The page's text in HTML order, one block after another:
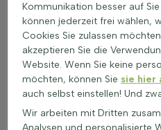
Quadratmeter sind auf der
Eine gute Bodenbearbeitung
durchlässig und nährstoffreich
Boden lockern und eventuell
Pflanzung von präriepflanzen
das Pflanzloch ausreichend
Pflanzen gut wässern, um die
Regelmäßiges Gießen in den
entscheidend, um ein gutes
Kommunikation besser auf
können jederzeit frei wählen,
Cookies Sie zulassen
akzeptieren Sie die
Website. Wenn Sie keine
möchten, können Sie sie hier
auch selbst einstellen! Und
Wir arbeiten mit Dritten
Analysen und personalisierte